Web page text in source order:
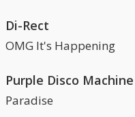
Di-Rect
OMG It's Happening
Paradise